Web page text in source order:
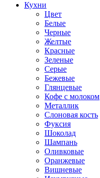
Кухни
Цвет
Белые
Черные
Желтые
Красные
Зеленые
Серые
Бежевые
Глянцевые
Кофе с молоком
Металлик
Слоновая кость
Фуксия
Шоколад
Шампань
Оливковые
Оранжевые
Вишневые